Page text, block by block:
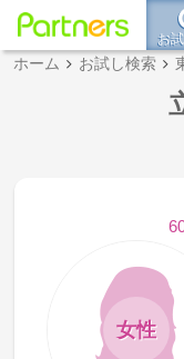
お
ホーム お試し検索
女性